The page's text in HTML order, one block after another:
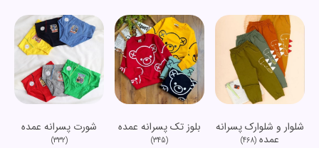
شلوار و شلوارک پسرانه
عمده (468)
بلوز تک پسرانه عمده
(345)
شورت پسرانه عمده
(332)